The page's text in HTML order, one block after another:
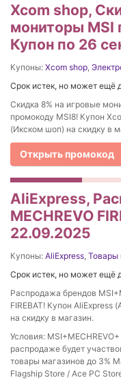
Xcom shop,
мониторы MSI
Купон по 26
Купоны: Xcom shop
Срок истек, но может ещё
Скидка 8% на игровые
промокоду MSI8! Купон
(Икском шоп) на скидку в
Открыть промокод
AliExpress,
MECHREVO
22.09.2025
Купоны: AliExpress Товары
Срок истек, но может ещё
Распродажа брендов
FIREBAT! Купон AliExpress
на скидку в магазин.
Условия: MSI+MECHREVO+
распродаже будет
товары магазинов до 3%
Flagship Store / Ace PC